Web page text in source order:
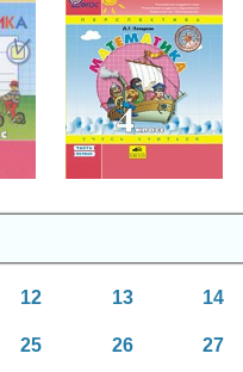
Математика
4 класс
12 13 14
25 26 27